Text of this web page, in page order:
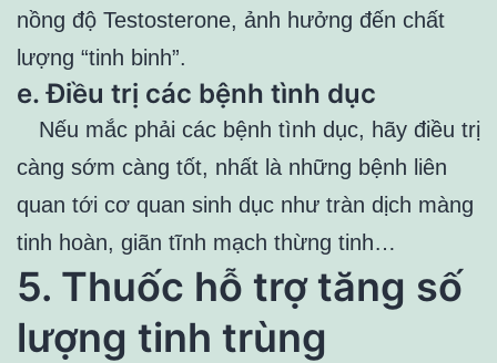
nồng độ Testosterone, ảnh hưởng đến chất
lượng “tinh binh”.
e.Điều trị các bệnh tình dục
Nếu mắc phải các bệnh tình dục, hãy điều trị
càng sớm càng tốt, nhất là những bệnh liên
quan tới cơ quan sinh dục như tràn dịch màng
tinh hoàn, giãn tĩnh mạch thừng tinh…
5. Thuốc hỗ trợ tăng số
lượng tinh trùng